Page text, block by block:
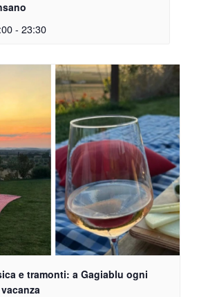
- 23:30
e tramonti: a Gagiablu ogni